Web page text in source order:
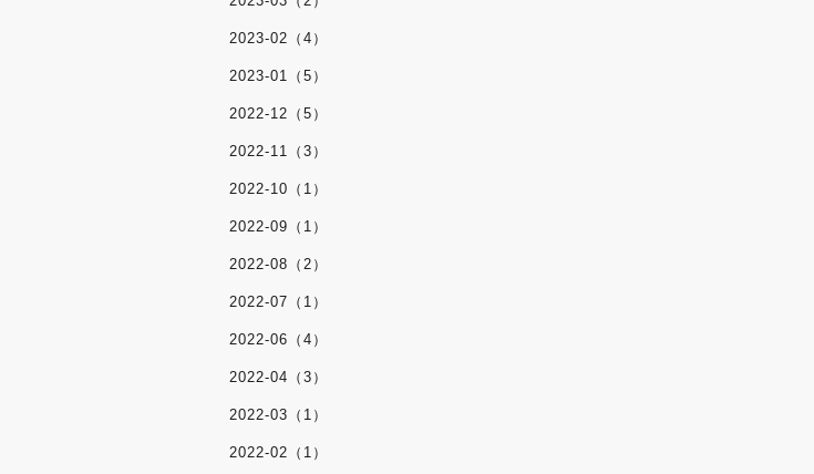
2023-02（4）
2023-01（5）
2022-12（5）
2022-11（3）
2022-10（1）
2022-09（1）
2022-08（2）
2022-07（1）
2022-06（4）
2022-04（3）
2022-03（1）
2022-02（1）